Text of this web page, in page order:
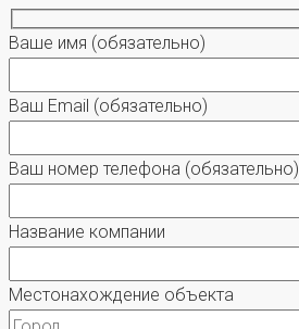
Ваше имя (обязательно)
Ваш Email (обязательно)
Ваш номер телефона (обязательно)
Название компании
Местонахождение объекта